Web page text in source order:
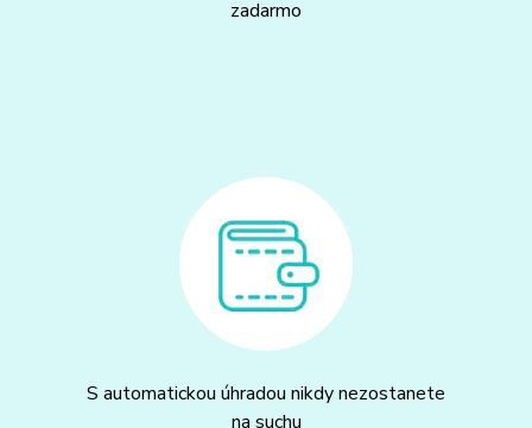
zadarmo
S automatickou úhradou nikdy nezostanete
na suchu